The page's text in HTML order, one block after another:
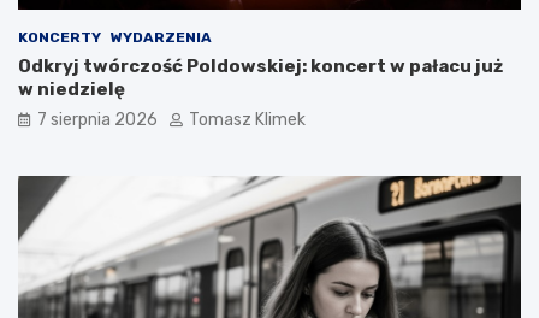
KONCERTY WYDARZENIA
Odkryj twórczość Poldowskiej: koncert w pałacu już
w niedzielę
7 sierpnia 2026 Tomasz Klimek